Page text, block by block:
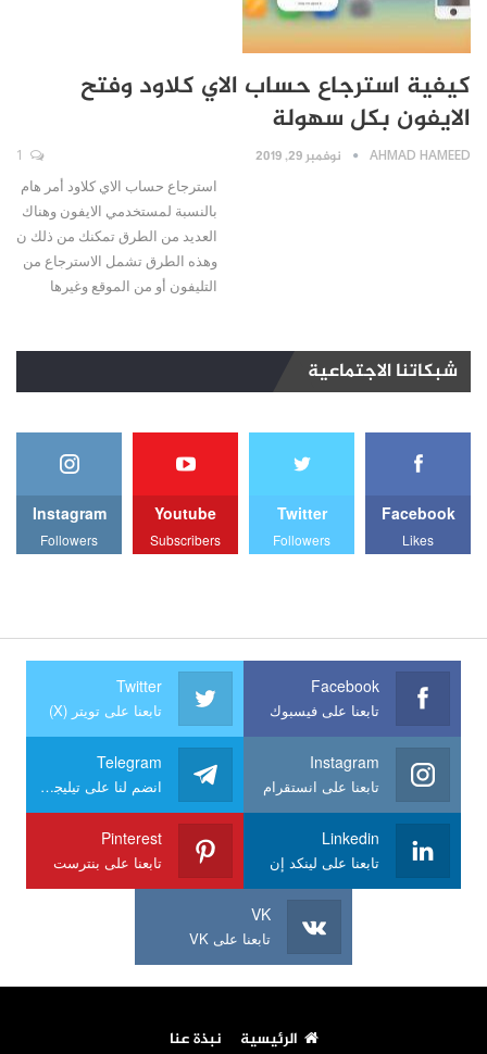
كيفية استرجاع حساب الاي كلاود وفتح
الايفون بكل سهولة
AHMAD HAMEED نوفمبر 29, 2019
استرجاع حساب الاي كلاود أمر هام
بالنسبة لمستخدمي الايفون وهناك
العديد من الطرق تمكنك من ذلك ن
وهذه الطرق تشمل الاسترجاع من
التليفون أو من الموقع وغيرها
شبكاتنا الاجتماعية
Facebook
Likes
Twitter
Followers
Youtube
Subscribers
Instagram
Followers
Facebook
تابعنا على فيسبوك
Twitter
تابعنا على تويتر (X)
Instagram
تابعنا على انستقرام
Telegram
انضم لنا على تيليجرام
Linkedin
تابعنا على لينكد إن
Pinterest
تابعنا على بنترست
VK
تابعنا على VK
الرئيسية نبذة عنا